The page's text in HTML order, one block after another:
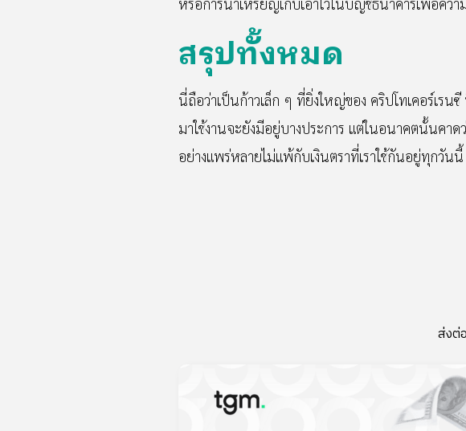
สรุปทั้งหมด
นี่ถือว่าเป็นก้าวเล็ก ๆ ที่ยิ่งใหญ่ของ คริปโทเคอร์เรน
มาใช้งานจะยังมีอยู่บางประการ แต่ในอนาคตนั้นคา
อย่างแพร่หลายไม่แพ้กับเงินตราที่เราใช้กันอยู่ทุกวันนี้
ส่งต่